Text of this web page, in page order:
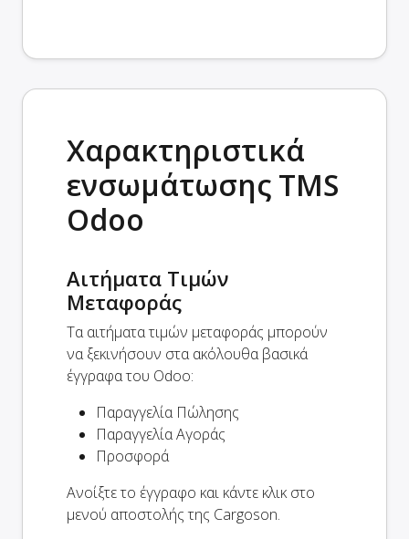
Χαρακτηριστικά
ενσωμάτωσης TMS
Odoo
Αιτήματα Τιμών
Μεταφοράς
Τα αιτήματα τιμών μεταφοράς μπορούν
να ξεκινήσουν στα ακόλουθα βασικά
έγγραφα του Odoo:
Παραγγελία Πώλησης
Παραγγελία Αγοράς
Προσφορά
Ανοίξτε το έγγραφο και κάντε κλικ στο
μενού αποστολής της Cargoson.